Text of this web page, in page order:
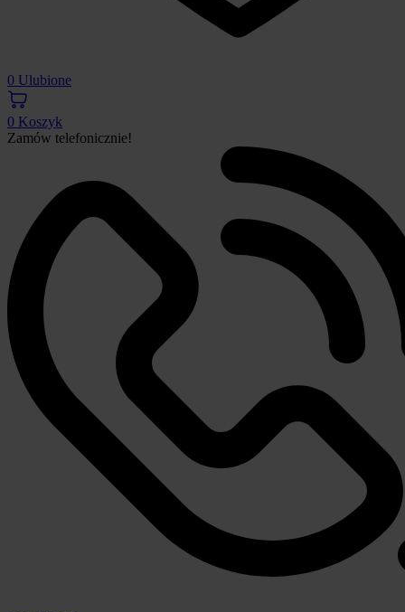
0 Ulubione
0 Koszyk
Zamów telefonicznie!